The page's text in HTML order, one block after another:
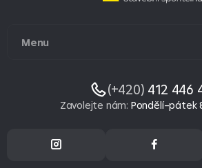
Menu
(+420) 412 446
Zavolejte nám: Pondělí–pátek